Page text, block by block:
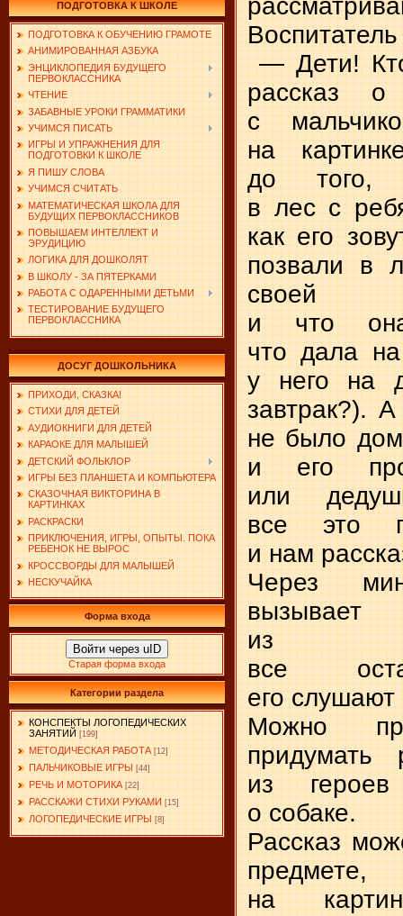
ПОДГОТОВКА К ШКОЛЕ
ПОДГОТОВКА К ОБУЧЕНИЮ ГРАМОТЕ
АНИМИРОВАННАЯ АЗБУКА
ЭНЦИКЛОПЕДИЯ БУДУЩЕГО
ПЕРВОКЛАССНИКА
ЧТЕНИЕ
ЗАБАВНЫЕ УРОКИ ГРАММАТИКИ
УЧИМСЯ ПИСАТЬ
ИГРЫ И УПРАЖНЕНИЯ ДЛЯ
ПОДГОТОВКИ К ШКОЛЕ
Я ПИШУ СЛОВА
УЧИМСЯ СЧИТАТЬ
МАТЕМАТИЧЕСКАЯ ШКОЛА ДЛЯ
БУДУЩИХ ПЕРВОКЛАССНИКОВ
ПОВЫШАЕМ ИНТЕЛЛЕКТ И
ЭРУДИЦИЮ
ЛОГИКА ДЛЯ ДОШКОЛЯТ
В ШКОЛУ - ЗА ПЯТЕРКАМИ
РАБОТА С ОДАРЕННЫМИ ДЕТЬМИ
ТЕСТИРОВАНИЕ БУДУЩЕГО
ПЕРВОКЛАССНИКА
ДОСУГ ДОШКОЛЬНИКА
ПРИХОДИ, СКАЗКА!
СТИХИ ДЛЯ ДЕТЕЙ
АУДИОКНИГИ ДЛЯ ДЕТЕЙ
КАРАОКЕ ДЛЯ МАЛЫШЕЙ
ДЕТСКИЙ ФОЛЬКЛОР
ИГРЫ БЕЗ ПЛАНШЕТА И КОМПЬЮТЕРА
СКАЗОЧНАЯ ВИКТОРИНА В
КАРТИНКАХ
РАСКРАСКИ
ПРИКЛЮЧЕНИЯ, ИГРЫ, ОПЫТЫ. ПОКА
РЕБЕНОК НЕ ВЫРОС
КРОССВОРДЫ ДЛЯ МАЛЫШЕЙ
НЕСКУЧАЙКА
Форма входа
Войти через uID
Старая форма входа
Категории раздела
КОНСПЕКТЫ ЛОГОПЕДИЧЕСКИХ
ЗАНЯТИЙ [199]
МЕТОДИЧЕСКАЯ РАБОТА [12]
ПАЛЬЧИКОВЫЕ ИГРЫ [44]
РЕЧЬ И МОТОРИКА [22]
РАССКАЖИ СТИХИ РУКАМИ [15]
ЛОГОПЕДИЧЕСКИЕ ИГРЫ [8]
— Дети!
рассказ
с
на
до того,
в лес с
как его
позвали в
и что
что дала
у него на
завтрак?).
не было
и его
или
все это
и нам
Через
из
все
его слушают
Можно
из
о собаке.
Рассказ
на